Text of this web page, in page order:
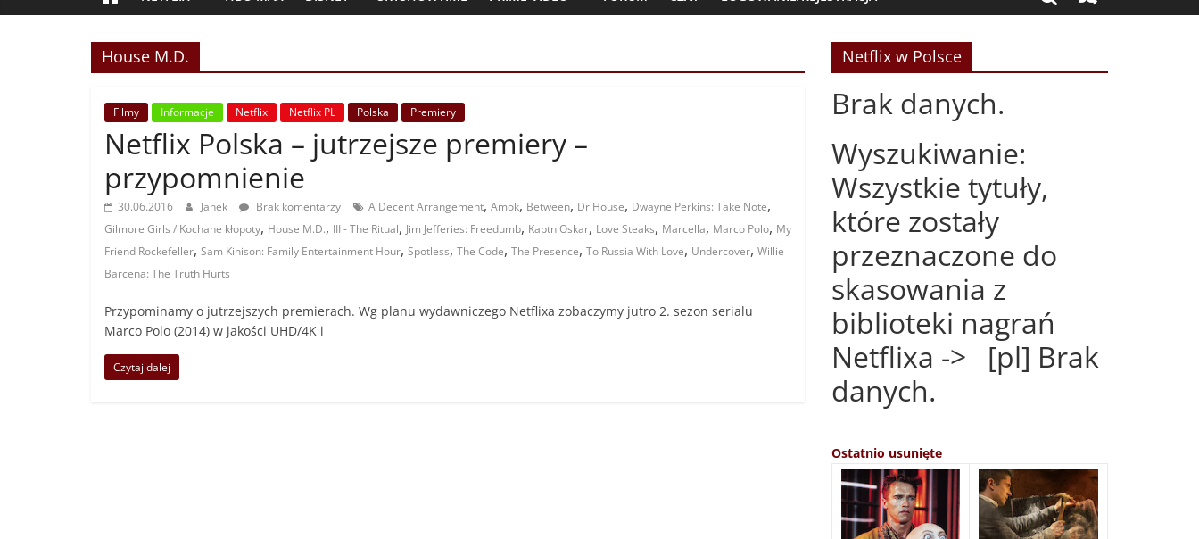
House M.D.
Filmy Informacje Netflix Netflix PL Polska Premiery
Netflix Polska – jutrzejsze premiery –
przypomnienie
30.06.2016 Janek Brak komentarzy A Decent Arrangement, Amok, Between, Dr House, Dwayne Perkins: Take Note,
Gilmore Girls / Kochane kłopoty, House M.D., III - The Ritual, Jim Jefferies: Freedumb, Kaptn Oskar, Love Steaks, Marcella, Marco Polo, My
Friend Rockefeller, Sam Kinison: Family Entertainment Hour, Spotless, The Code, The Presence, To Russia With Love, Undercover, Willie
Barcena: The Truth Hurts
Przypominamy o jutrzejszych premierach. Wg planu wydawniczego Netflixa zobaczymy jutro 2. sezon serialu
Marco Polo (2014) w jakości UHD/4K i
Czytaj dalej
Netflix w Polsce
Brak danych.
Wyszukiwanie:
Wszystkie tytuły,
które zostały
przeznaczone do
skasowania z
biblioteki nagrań
Netflixa -> [pl] Brak
danych.
Ostatnio usunięte